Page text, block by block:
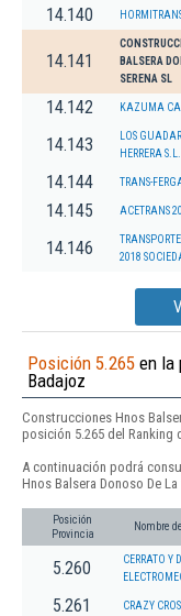
14.140
14.141
BALSERA
SERENA SL
14.142 KAZUMA
14.143
LOS
HERRERA S.L.
14.144 TRANS-
14.145 ACETRANS
14.146
2018
Posición 5.265 en la
Badajoz
Construcciones Hnos
posición 5.265 del Ranking
A continuación podrá
Hnos Balsera Donoso De
Posición
Provincia
Nombre
5.260
CERRATO Y
5.261 CRAZY